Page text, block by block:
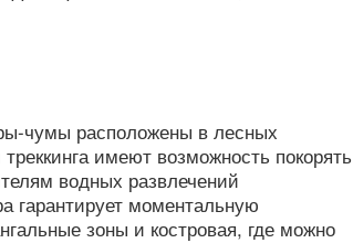
чумы расположены в лесных
имеют возможность покорять
водных развлечений
гарантирует моментальную
зоны и костровая, где можно